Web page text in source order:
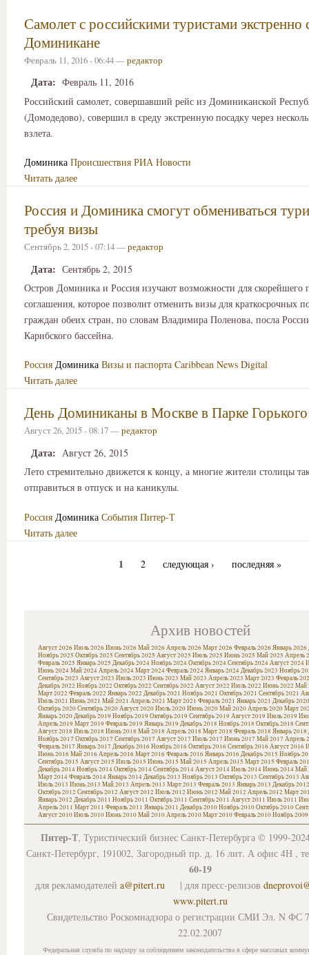
Самолет с российскими туристами экстренно
Доминикане
Февраль 11, 2016 - 06:44 —редактор
Дата: Февраль 11, 2016
Российский самолет, совершавший рейс из Доминиканской
(Домодедово), совершил в среду экстренную посадку через
взлета.
Доминика Происшествия РИА Новости
Читать далее
Россия и Доминика смогут обмениваться
требуя визы
Сентябрь 2, 2015 - 07:14 —редактор
Дата: Сентябрь 2, 2015
Остров Доминика и Россия изучают возможности для скорейшего
соглашения, которое позволит отменить визы для краткосрочных
граждан обеих стран, по словам Владимира Поленова, посла
Карибского бассейна.
Россия Доминика Визы и паспорта Caribbean News Digital
Читать далее
День Доминиканы в Москве в Парке Горького
Август 26, 2015 - 08:17 —редактор
Дата: Август 26, 2015
Лето стремительно движется к концу, а многие жители столицы
отправиться в отпуск и на каникулы.
Россия Доминика События Питер-Т
Читать далее
1 2 следующая › последняя »
Архив новостей
Август 2026 Июль 2026 Июнь 2026 Май 2026 Апрель 2026 Март 2026 Февраль 2026 Январь 2026
Ноябрь 2025 Октябрь 2025 Сентябрь 2025 Август 2025 Июль 2025 Июнь 2025 Май 2025 Апрель
Февраль 2025 Январь 2025 Декабрь 2024Ноябрь 2024Октябрь 2024Сентябрь 2024Август 2024
Июнь 2024Май 2024Апрель 2024Март 2024Февраль 2024Январь 2024Декабрь 2023 Ноябрь
Сентябрь 2023 Август 2023 Июль 2023 Июнь 2023 Май 2023 Апрель 2023 Март 2023 Февраль
Декабрь 2022 Ноябрь 2022 Октябрь 2022 Сентябрь 2022 Август 2022 Июль 2022 Июнь 2022 Май
Март 2022 Февраль 2022 Январь 2022 Декабрь 2021 Ноябрь 2021 Октябрь 2021 Сентябрь 2021
Июль 2021 Июнь 2021 Май 2021 Апрель 2021 Март 2021 Февраль 2021 Январь 2021 Декабрь 2020
Октябрь 2020Сентябрь 2020Август 2020Июль 2020Июнь 2020Май 2020Апрель 2020Март
Январь 2020Декабрь 2019 Ноябрь 2019 Октябрь 2019 Сентябрь 2019 Август 2019 Июль 2019
Апрель 2019 Март 2019 Февраль 2019 Январь 2019 Декабрь 2018 Ноябрь 2018 Октябрь 2018
Август 2018 Июль 2018 Июнь 2018 Май 2018 Апрель 2018 Март 2018 Февраль 2018 Январь 2018
Ноябрь 2017 Октябрь 2017 Сентябрь 2017 Август 2017 Июль 2017 Июнь 2017 Май 2017 Апрель
Февраль 2017 Январь 2017 Декабрь 2016 Ноябрь 2016 Октябрь 2016 Сентябрь 2016 Август 2016
Июнь 2016 Май 2016 Апрель 2016 Март 2016 Февраль 2016 Январь 2016 Декабрь 2015 Ноябрь
Сентябрь 2015 Август 2015 Июль 2015 Июнь 2015 Май 2015 Апрель 2015 Март 2015 Февраль
Декабрь 2014Ноябрь 2014Октябрь 2014Сентябрь 2014Август 2014Июль 2014Июнь 2014Май
Март 2014Февраль 2014Январь 2014Декабрь 2013 Ноябрь 2013 Октябрь 2013 Сентябрь 2013
Июль 2013 Июнь 2013 Май 2013 Апрель 2013 Март 2013 Февраль 2013 Январь 2013 Декабрь 2012
Октябрь 2012 Сентябрь 2012 Август 2012 Июль 2012 Июнь 2012 Май 2012 Апрель 2012 Март
Январь 2012 Декабрь 2011 Ноябрь 2011 Октябрь 2011 Сентябрь 2011 Август 2011 Июль 2011
Апрель 2011 Март 2011 Февраль 2011 Январь 2011 Декабрь 2010Ноябрь 2010Октябрь 2010
Август 2010Июль 2010Июнь 2010Май 2010Апрель 2010Март 2010Февраль 2010Ноябрь 2009
Питер-Т, Туристический бизнес Санкт-Петербурга © 1999-
Санкт-Петербург, 191002, Загородный пр. д. 16 лит. А офис 4Н ,
60-19
для рекламодателей a@pitert.ru | для пресс-релизов
www.pitert.ru
Свидетельство Роскомнадзора о регистрации СМИ Эл. N ФС
22.02.2007
Федеральная служба по надзору за соблюдением законодательства в сфере массовых